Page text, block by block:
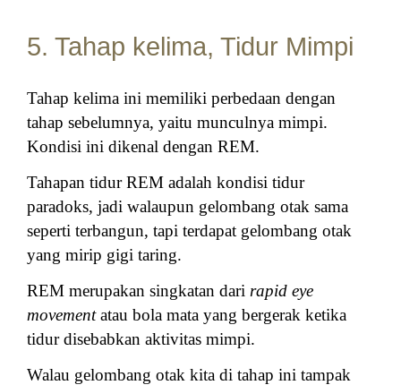
5. Tahap kelima, Tidur Mimpi
Tahap kelima ini memiliki perbedaan dengan
tahap sebelumnya, yaitu munculnya mimpi.
Kondisi ini dikenal dengan REM.
Tahapan tidur REM adalah kondisi tidur
paradoks, jadi walaupun gelombang otak sama
seperti terbangun, tapi terdapat gelombang otak
yang mirip gigi taring.
REM merupakan singkatan dari rapid eye
movementatau bola mata yang bergerak ketika
tidur disebabkan aktivitas mimpi.
Walau gelombang otak kita di tahap ini tampak